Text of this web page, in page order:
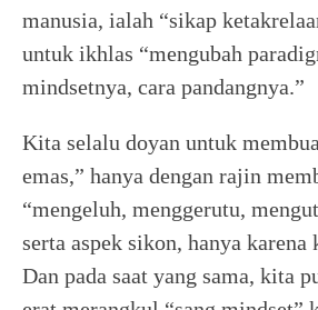
manusia, ialah “sikap
untuk ikhlas “mengubah
mindsetnya, cara pandangnya.”
Kita selalu doyan untuk
emas,” hanya dengan rajin
“mengeluh, menggerutu,
serta aspek sikon, hanya
Dan pada saat yang sama, kita